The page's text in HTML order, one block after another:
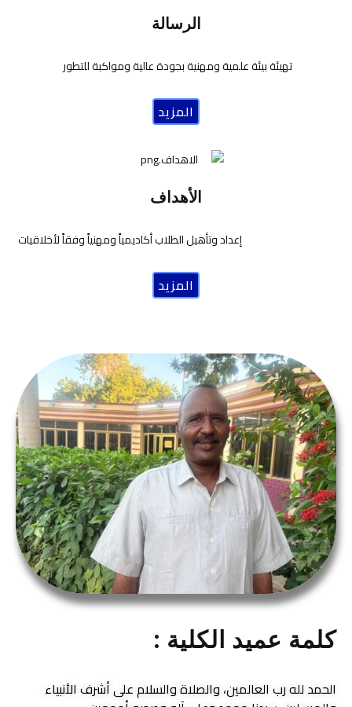
الرسالة
تهيئة بيئة علمية ومهنية بجودة عالية ومواكبة للتطور
المزيد
الأهداف
إعداد وتأهيل الطلاب أكاديمياً ومهنياً وفقاً لأخلاقيات
المزيد
كلمة عميد الكلية :
الحمد لله رب العالمين، والصلاة والسلام على أشرف الأنبياء